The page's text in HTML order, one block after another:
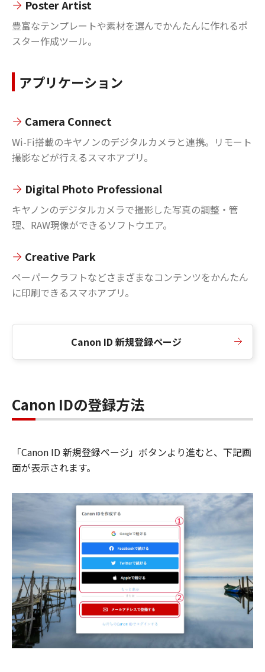
Poster Artist
豊富なテンプレートや素材を選んでかんたんに作れるポ
スター作成ツール。
アプリケーション
Camera Connect
Wi-Fi搭載のキヤノンのデジタルカメラと連携。リモート
撮影などが行えるスマホアプリ。
Digital Photo Professional
キヤノンのデジタルカメラで撮影した写真の調整・管
理、RAW現像ができるソフトウエア。
Creative Park
ペーパークラフトなどさまざまなコンテンツをかんたん
に印刷できるスマホアプリ。
Canon ID 新規登録ページ
Canon IDの登録方法
「Canon ID 新規登録ページ」ボタンより進むと、下記画
面が表示されます。